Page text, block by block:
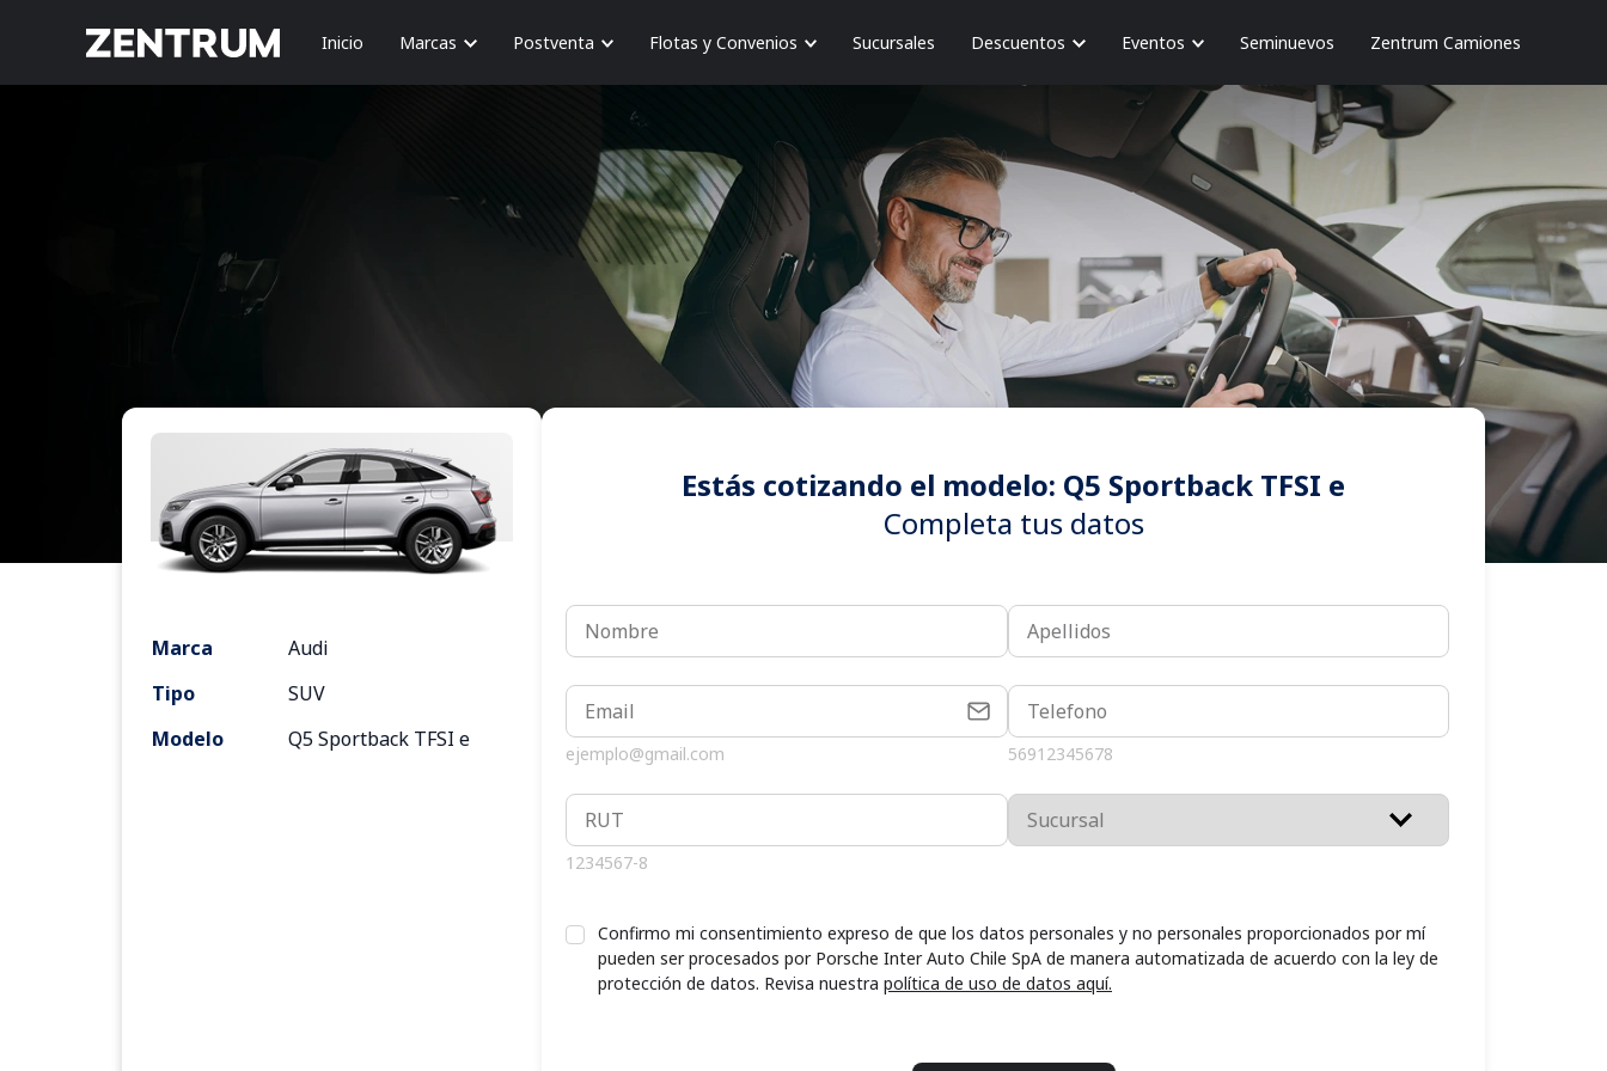
Inicio Marcas Postventa Flotas y Convenios Sucursales Descuentos Eventos Seminuevos Zentrum Camiones
Marca
Audi
Tipo
SUV
Modelo
Q5 Sportback TFSI e
Estás cotizando el modelo: Q5 Sportback TFSI e
Completa tus datos
ejemplo@gmail.com 56912345678
1234567-8
Confirmo mi consentimiento expreso de que los datos personales y no personales proporcionados por mí
pueden ser procesados por Porsche Inter Auto Chile SpA de manera automatizada de acuerdo con la ley de
protección de datos. Revisa nuestra política de uso de datos aquí.